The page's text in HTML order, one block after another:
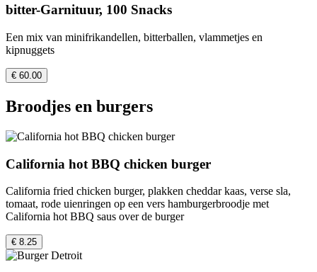
bitter-Garnituur, 100 Snacks
Een mix van minifrikandellen, bitterballen, vlammetjes en
kipnuggets
€ 60.00
Broodjes en burgers
California hot BBQ chicken burger
California fried chicken burger, plakken cheddar kaas, verse sla,
tomaat, rode uienringen op een vers hamburgerbroodje met
California hot BBQ saus over de burger
€ 8.25